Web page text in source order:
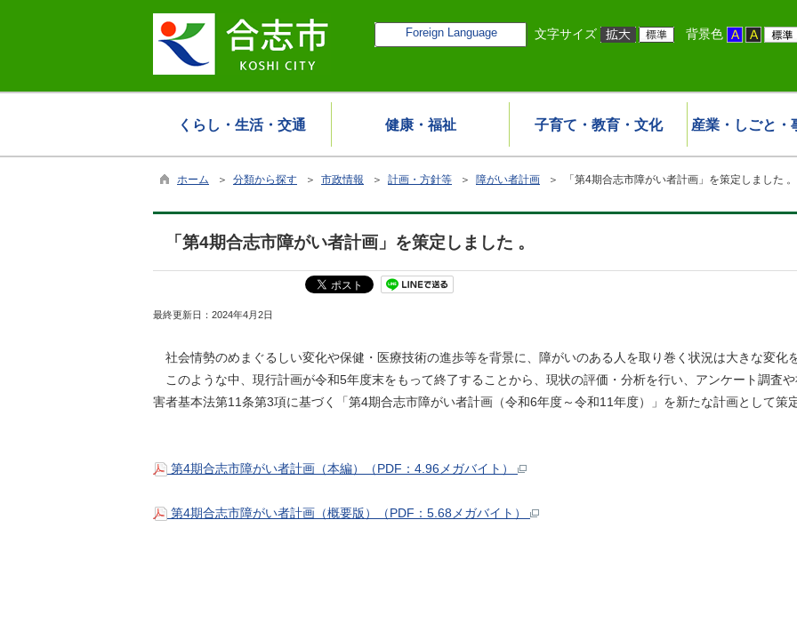
Foreign Language 文字サイズ 背景色
くらし・生活・交通 健康・福祉 子育て・教育・文化 産業・しごと・
ホーム ＞ 分類から探す ＞ 市政情報 ＞ 計画・方針等 ＞ 障がい者計画 ＞ 「第4期合志市障がい者計画」を策定しました 。
「第4期合志市障がい者計画」を策定しました 。
最終更新日： 2024年4月2日
社会情勢のめまぐるしい変化や保健・医療技術の進歩等を背景に、障がいのある人を取り巻く状況は大きな変化
このような中、現行計画が令和5年度末をもって終了することから、現状の評価・分析を行い、アンケート調査
害者基本法第11条第3項に基づく「第4期合志市障がい者計画（令和6年度～令和11年度）」を新たな計画として策
第4期合志市障がい者計画（本編）（PDF：4.96メガバイト）
第4期合志市障がい者計画（概要版）（PDF：5.68メガバイト）